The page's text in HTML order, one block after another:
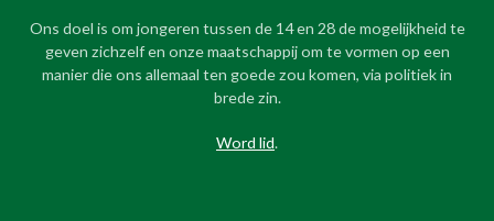
Ons doel is om jongeren tussen de 14 en 28 de mogelijkheid te
geven zichzelf en onze maatschappij om te vormen op een
manier die ons allemaal ten goede zou komen, via politiek in
brede zin.
Word lid.